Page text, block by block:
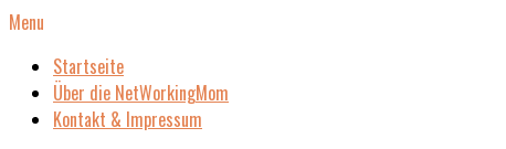
Menu
Startseite
Über die NetWorkingMom
Kontakt & Impressum